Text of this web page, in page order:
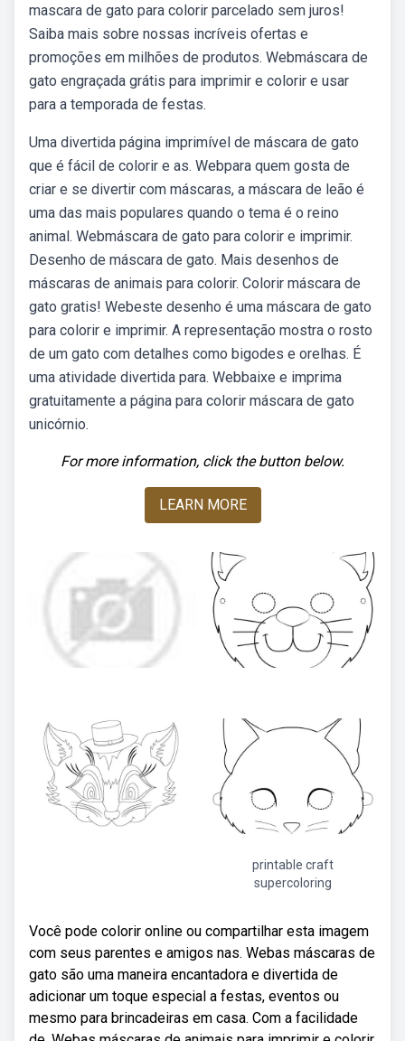
mascara de gato para colorir parcelado sem juros!
Saiba mais sobre nossas incríveis ofertas e
promoções em milhões de produtos. Webmáscara de
gato engraçada grátis para imprimir e colorir e usar
para a temporada de festas.
Uma divertida página imprimível de máscara de gato
que é fácil de colorir e as. Webpara quem gosta de
criar e se divertir com máscaras, a máscara de leão é
uma das mais populares quando o tema é o reino
animal. Webmáscara de gato para colorir e imprimir.
Desenho de máscara de gato. Mais desenhos de
máscaras de animais para colorir. Colorir máscara de
gato gratis! Webeste desenho é uma máscara de gato
para colorir e imprimir. A representação mostra o rosto
de um gato com detalhes como bigodes e orelhas. É
uma atividade divertida para. Webbaixe e imprima
gratuitamente a página para colorir máscara de gato
unicórnio.
For more information, click the button below.
LEARN MORE
printable craft
supercoloring
Você pode colorir online ou compartilhar esta imagem
com seus parentes e amigos nas. Webas máscaras de
gato são uma maneira encantadora e divertida de
adicionar um toque especial a festas, eventos ou
mesmo para brincadeiras em casa. Com a facilidade